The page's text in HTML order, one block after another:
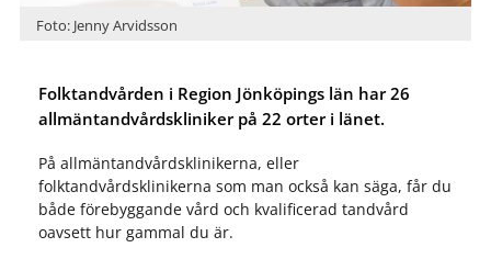
Foto: Jenny Arvidsson
Folktandvården i Region Jönköpings län har 26
allmäntandvårdskliniker på 22 orter i länet.
På allmäntandvårdsklinikerna, eller
folktandvårdsklinikerna som man också kan säga, får du
både förebyggande vård och kvalificerad tandvård
oavsett hur gammal du är.